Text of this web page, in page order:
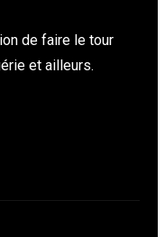
de faire le tour
et ailleurs.